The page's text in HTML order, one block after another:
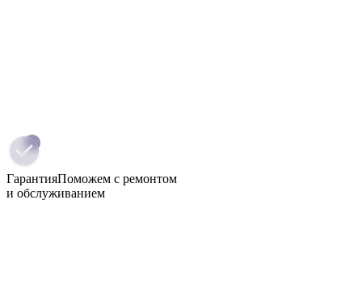
ГарантияПоможем с ремонтом
и обслуживанием